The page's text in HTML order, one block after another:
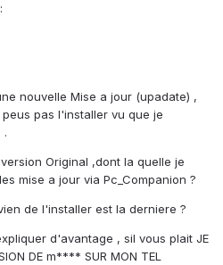
nouvelle Mise a jour (upadate) ,
pas l'installer vu que je
.
Original ,dont la quelle je
mise a jour via Pc_Companion ?
de l'installer est la derniere ?
d'avantage , sil vous plait JE
DE m**** SUR MON TEL